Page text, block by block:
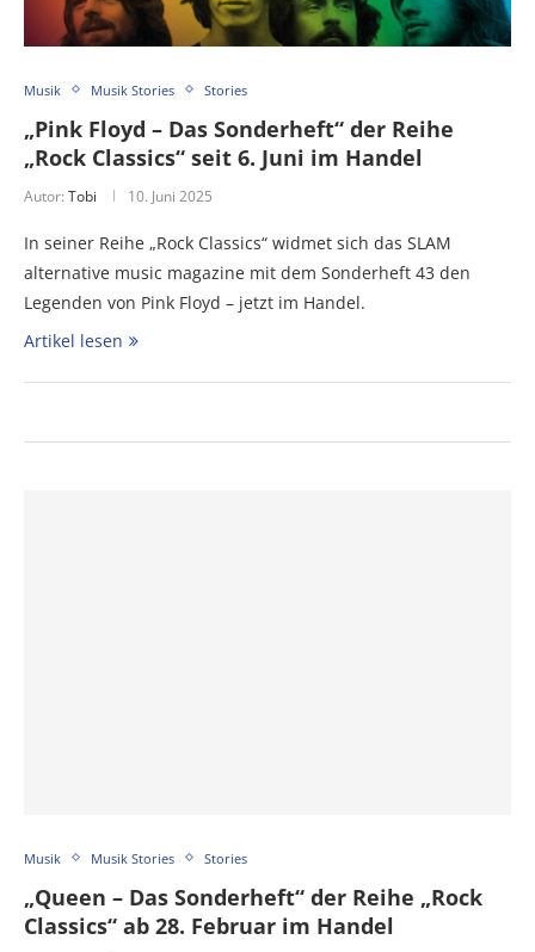
Musik Musik Stories Stories
„Pink Floyd – Das Sonderheft“ der Reihe
„Rock Classics“ seit 6. Juni im Handel
Autor: Tobi 10. Juni 2025
In seiner Reihe „Rock Classics“ widmet sich das SLAM
alternative music magazine mit dem Sonderheft 43 den
Legenden von Pink Floyd – jetzt im Handel.
Artikel lesen
Musik Musik Stories Stories
„Queen – Das Sonderheft“ der Reihe „Rock
Classics“ ab 28. Februar im Handel